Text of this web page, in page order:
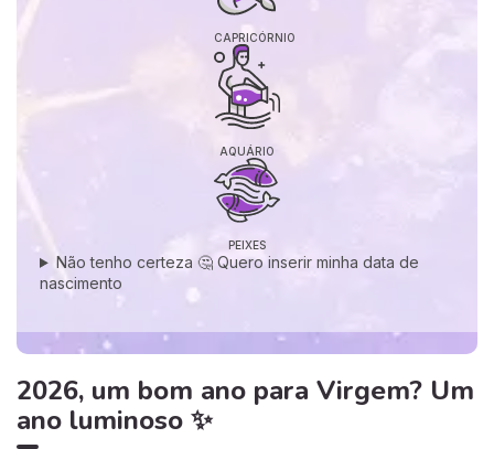
CAPRICÓRNIO
AQUÁRIO
PEIXES
Não tenho certeza 🤔 Quero inserir minha data de
nascimento
2026, um bom ano para Virgem? Um
ano luminoso ✨